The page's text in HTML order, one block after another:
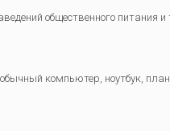
общественного питания и
компьютер, ноутбук,